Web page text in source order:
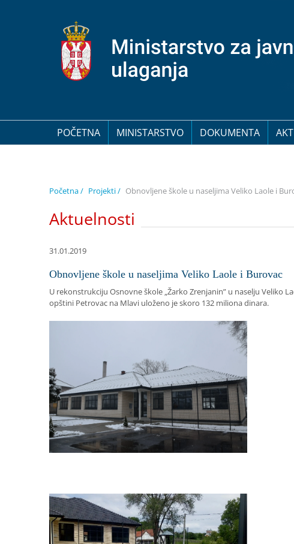
POČETNA MINISTARSTVO DOKUMENTA
Početna / Projekti / Obnovljene škole u naseljima Veliko Laole i
Aktuelnosti
31.01.2019
Obnovljene škole u naseljima Veliko Laole i Burovac
U rekonstrukciju Osnovne škole „Žarko Zrenjanin” u naselju Veliko
opštini Petrovac na Mlavi uloženo je skoro 132 miliona dinara.